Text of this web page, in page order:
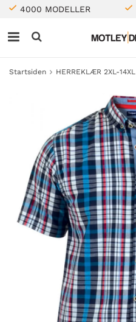
4000 MODELLER
Startsiden HERREKLÆR 2XL-14XL